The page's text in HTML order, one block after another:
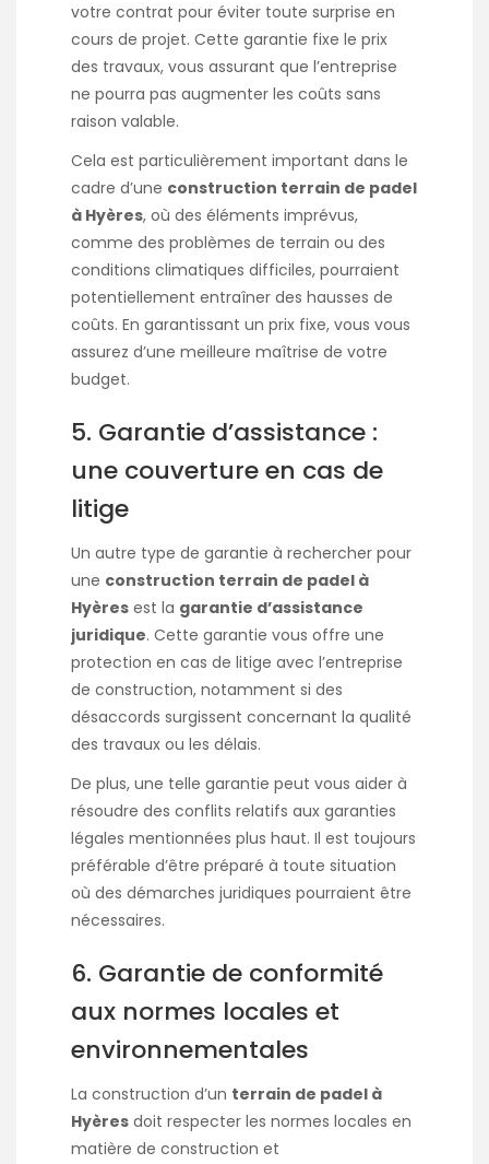
votre contrat pour éviter toute surprise en
cours de projet. Cette garantie fixe le prix
des travaux, vous assurant que l’entreprise
ne pourra pas augmenter les coûts sans
raison valable.
Cela est particulièrement important dans le
cadre d’une construction terrain de padel
à Hyères, où des éléments imprévus,
comme des problèmes de terrain ou des
conditions climatiques difficiles, pourraient
potentiellement entraîner des hausses de
coûts. En garantissant un prix fixe, vous vous
assurez d’une meilleure maîtrise de votre
budget.
5. Garantie d’assistance :
une couverture en cas de
litige
Un autre type de garantie à rechercher pour
une construction terrain de padel à
Hyères est la garantie d’assistance
juridique. Cette garantie vous offre une
protection en cas de litige avec l’entreprise
de construction, notamment si des
désaccords surgissent concernant la qualité
des travaux ou les délais.
De plus, une telle garantie peut vous aider à
résoudre des conflits relatifs aux garanties
légales mentionnées plus haut. Il est toujours
préférable d’être préparé à toute situation
où des démarches juridiques pourraient être
nécessaires.
6. Garantie de conformité
aux normes locales et
environnementales
La construction d’un terrain de padel à
Hyères doit respecter les normes locales en
matière de construction et